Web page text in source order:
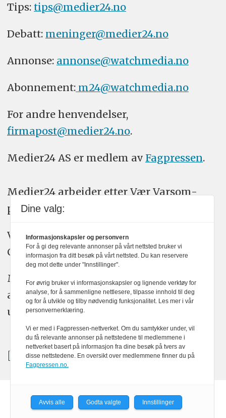
Tips: tips@medier24.no
Debatt: meninger@medier24.no
Annonse: annonse@watchmedia.no
Abonnement:m24@watchmedia.no
For andre henvendelser,
firmapost@medier24.no.
Medier24 AS er medlem av Fagpressen.
Medier24 arbeider etter Vær Varsom-
plakatens regler for god presseskikk.
Vi bruker KI-verktøy som ChatGPT,
Claude, og Gemini i journalistikken vår.
Medier24s redaksjon har alltid det fulle
ansvar for publisert innhold, med eller
uten bruk av kunstig intelligens.
Powered by Labrador CMS
Dine valg:
Informasjonskapsler og personvern
For å gi deg relevante annonser på vårt nettsted bruker vi
informasjon fra ditt besøk på vårt nettsted. Du kan reservere
deg mot dette under "Innstillinger".
For øvrig bruker vi informasjonskapsler og lignende verktøy for
analyse, for å sammenligne nettlesere, tilpasse innhold til deg
og for å utvikle og tilby nødvendig funksjonalitet. Les mer i vår
personvernerklæring.
Vi er med i Fagpressen-nettverket. Om du samtykker under, vil
du få relevante annonser på nettstedene til medlemmene i
nettverket basert på informasjon fra dine besøk på tvers av
disse nettstedene. En oversikt over medlemmene finner du på
Fagpressen.no.
Avvis alle Godta valgte Innstillinger